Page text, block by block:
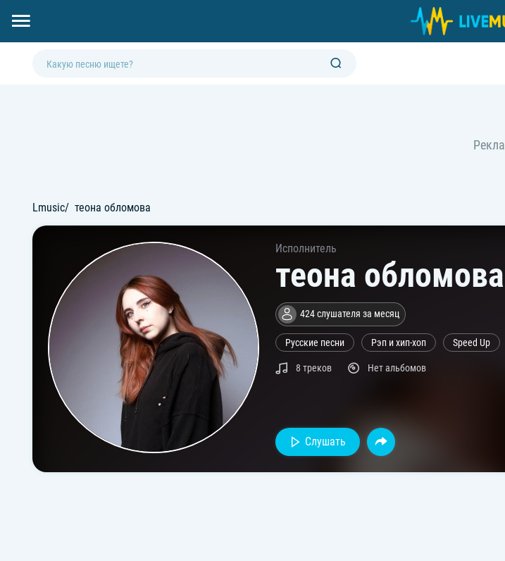
Lmusic теона обломова
Исполнитель
теона обломова
424 слушателя за месяц
Русские песни Рэп и хип-хоп Speed Up
8 треков Нет альбомов
Слушать